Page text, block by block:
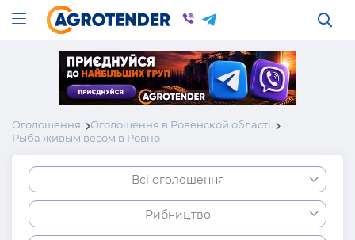
Оголошення
Оголошення в Ровенской області
Рыба живым весом в Ровно
Всі оголошення
Рибництво